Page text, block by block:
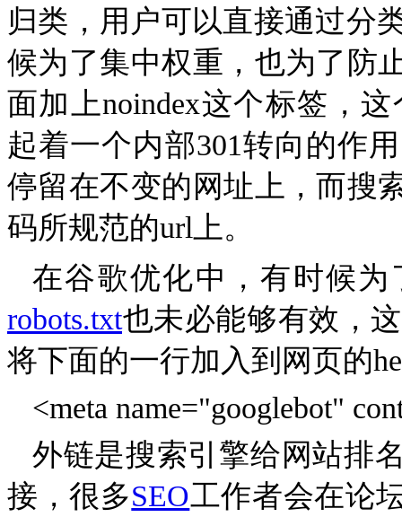
归类，用户可以直接通过分
候为了集中权重，也为了防
面加上noindex这个标签，这
起着一个内部301转向的作
停留在不变的网址上，而搜
码所规范的url 上。
在谷歌优化中，有时候为
robots.txt也未必能够有效，
将下面的一行加入到网页的
<meta name="googlebot"
外链是搜索引擎给网站排
接，很多SEO工作者会在论